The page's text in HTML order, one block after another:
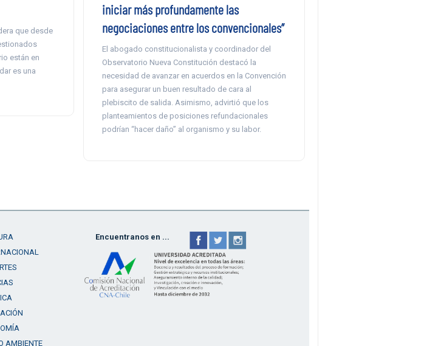
que desde
están en
es una
iniciar más profundamente las
negociaciones entre los convencionales”
El abogado constitucionalista y coordinador del
Observatorio Nueva Constitución destacó la
necesidad de avanzar en acuerdos en la Convención
para asegurar un buen resultado de cara al
plebiscito de salida. Asimismo, advirtió que los
planteamientos de posiciones refundacionales
podrían “hacer daño” al organismo y su labor.
AMBIENTE
Encuentranos en ...